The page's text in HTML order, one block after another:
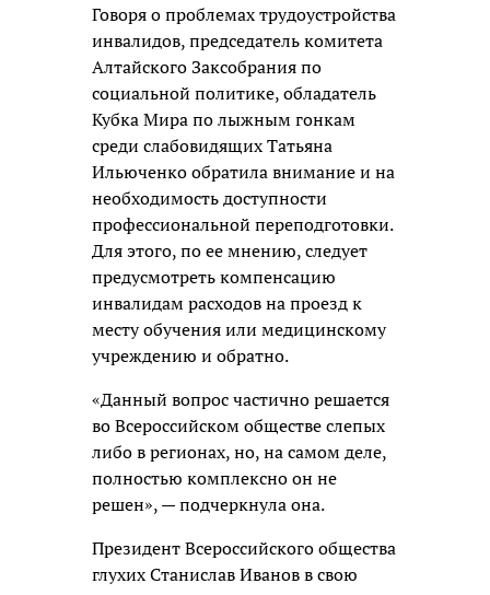
Говоря о проблемах трудоустройства
инвалидов, председатель комитета
Алтайского Заксобрания по
социальной политике, обладатель
Кубка Мира по лыжным гонкам
среди слабовидящих Татьяна
Ильюченко обратила внимание и на
необходимость доступности
профессиональной переподготовки.
Для этого, по ее мнению, следует
предусмотреть компенсацию
инвалидам расходов на проезд к
месту обучения или медицинскому
учреждению и обратно.
«Данный вопрос частично решается
во Всероссийском обществе слепых
либо в регионах, но, на самом деле,
полностью комплексно он не
решен», — подчеркнула она.
Президент Всероссийского общества
глухих Станислав Иванов в свою